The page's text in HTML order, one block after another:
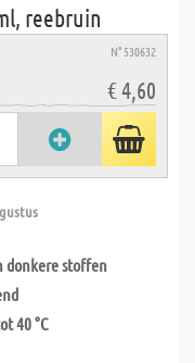
reebruin
N° 530632
€ 4,60
donkere stoffen
40 °C